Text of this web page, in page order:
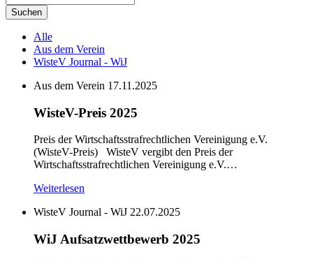
Suchen
Alle
Aus dem Verein
WisteV Journal - WiJ
Aus dem Verein 17.11.2025
WisteV-Preis 2025
Preis der Wirtschaftsstrafrechtlichen Vereinigung e.V.
(WisteV-Preis) WisteV vergibt den Preis der
Wirtschaftsstrafrechtlichen Vereinigung e.V.…
Weiterlesen
WisteV Journal - WiJ 22.07.2025
WiJ Aufsatzwettbewerb 2025